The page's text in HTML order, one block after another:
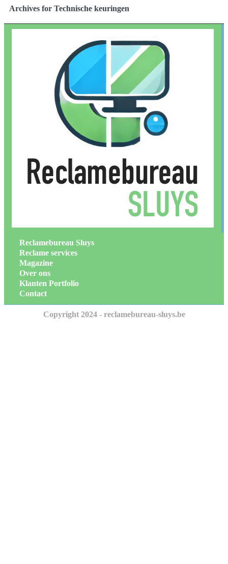
Archives for Technische keuringen
Reclamebureau Sluys
Reclame services
Magazine
Over ons
Klanten Portfolio
Contact
Copyright 2024 - reclamebureau-sluys.be